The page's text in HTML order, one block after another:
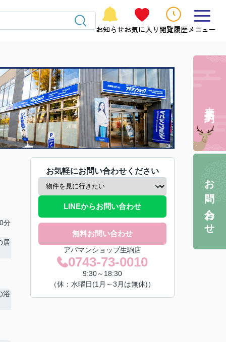
お知らせお気に入り 閲覧履歴メニュー
分
お気軽にお問い合わせください
LINEからお問い合わせ
無料お問い合わせ
アパマンショップ生駒店
0743-73-0010
9:30～18:30
（休：水曜日(1月～3月は無休)）
お問い合わせ